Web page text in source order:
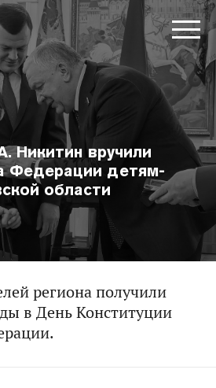
Никитин вручили
Федерации детям-
области
региона получили
в День Конституции